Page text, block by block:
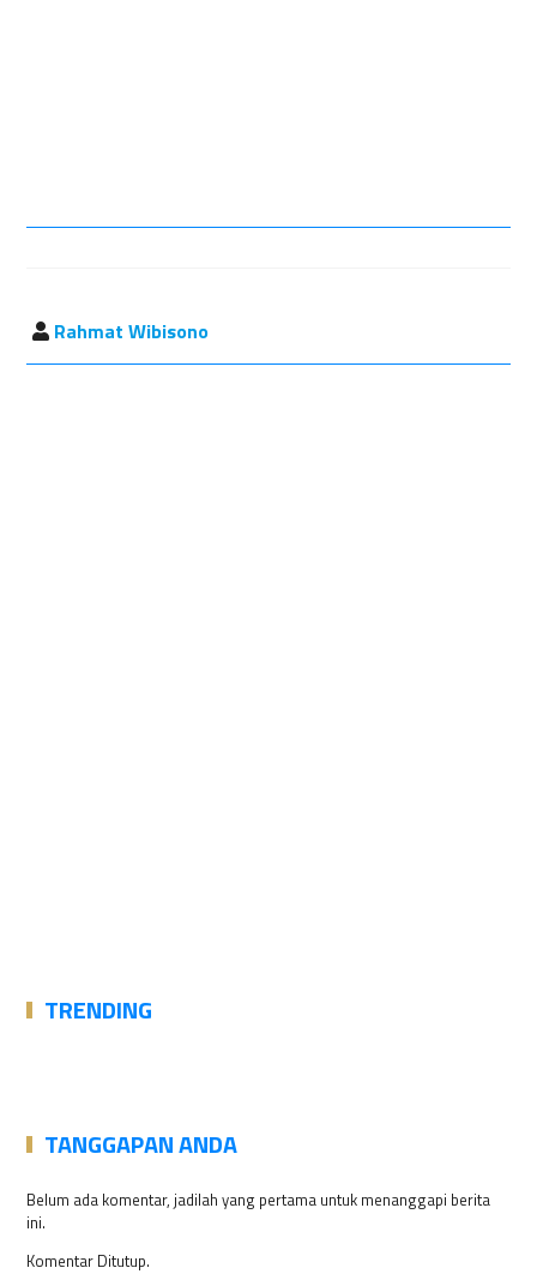
Rahmat Wibisono
TRENDING
TANGGAPAN ANDA
Belum ada komentar, jadilah yang pertama untuk menanggapi berita
ini.
Komentar Ditutup.